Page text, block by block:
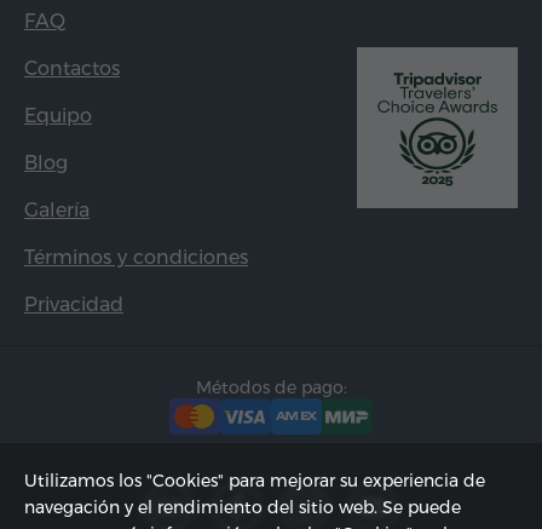
FAQ
Contactos
Equipo
Blog
Galería
Términos y condiciones
Privacidad
Métodos de pago:
Utilizamos los "Cookies" para mejorar su experiencia de
navegación y el rendimiento del sitio web. Se puede